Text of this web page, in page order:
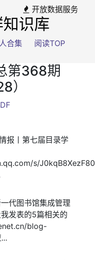
开放数据服务
识库
合集
阅读TOP
第368期
）
报​丨第七届目录学
s/
代图书馆集成管理
发表的5篇相关的
blog-